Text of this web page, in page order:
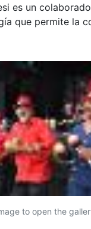
es un
que permite la
to open the